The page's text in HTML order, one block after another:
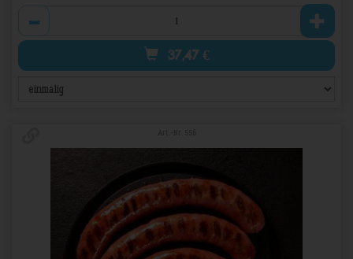
37,47 €